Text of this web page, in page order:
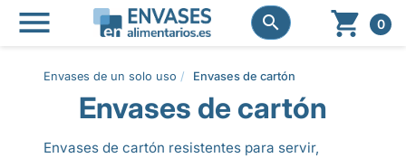
 
  0
Envases de un solo uso Envases de cartón
Envases de cartón
Envases de cartón resistentes para servir,